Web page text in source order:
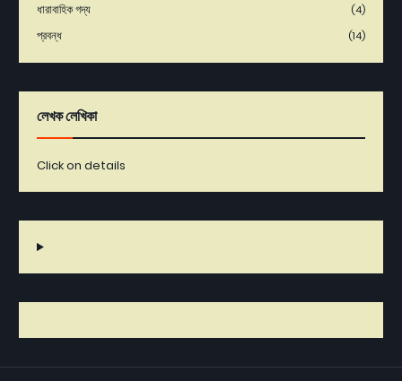
ধারাবাহিক গদ্য (4)
প্রবন্ধ (14)
লেখক লেখিকা
Click on details